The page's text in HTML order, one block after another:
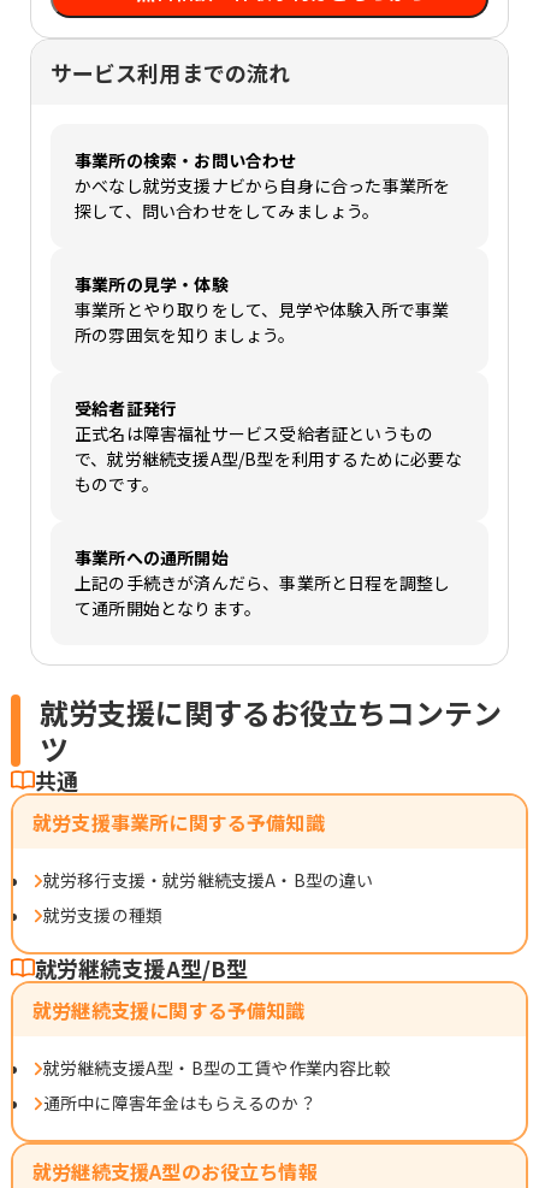
サービス利用までの流れ
事業所の検索・お問い合わせ
かべなし就労支援ナビから自身に合った事業所を
探して、問い合わせをしてみましょう。
事業所の見学・体験
事業所とやり取りをして、見学や体験入所で事業
所の雰囲気を知りましょう。
受給者証発行
正式名は障害福祉サービス受給者証というもの
で、就労継続支援A型/B型を利用するために必要な
ものです。
事業所への通所開始
上記の手続きが済んだら、事業所と日程を調整し
て通所開始となります。
就労支援に関するお役立ちコンテン
ツ
共通
就労支援事業所に関する予備知識
就労移行支援・就労継続支援A・B型の違い
就労支援の種類
就労継続支援A型/B型
就労継続支援に関する予備知識
就労継続支援A型・B型の工賃や作業内容比較
通所中に障害年金はもらえるのか？
就労継続支援A型のお役立ち情報